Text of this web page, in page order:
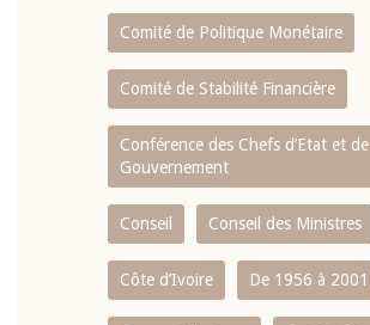
Comité de Politique Monétaire
Comité de Stabilité Financière
Conférence des Chefs d’Etat et de
Gouvernement
Conseil Conseil des Ministres
Côte d’Ivoire De 1956 à 2001